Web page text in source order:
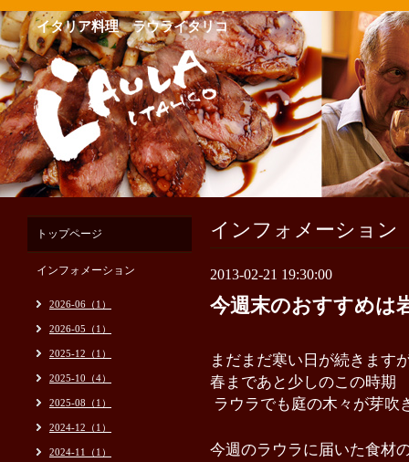
イタリア料理 ラウライタリコ
インフォメーション
2013-02-21 19:30:00
今週末のおすすめは
まだまだ寒い日が続きます
春まであと少しのこの時期
ラウラでも庭の木々が芽吹
今週のラウラに届いた食材
トップページ
インフォメーション
2026-06（1）
2026-05（1）
2025-12（1）
2025-10（4）
2025-08（1）
2024-12（1）
2024-11（1）